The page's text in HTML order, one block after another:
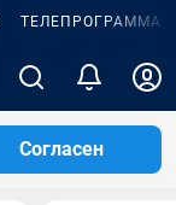
ТЕЛЕПРОГРАММА
Согласен